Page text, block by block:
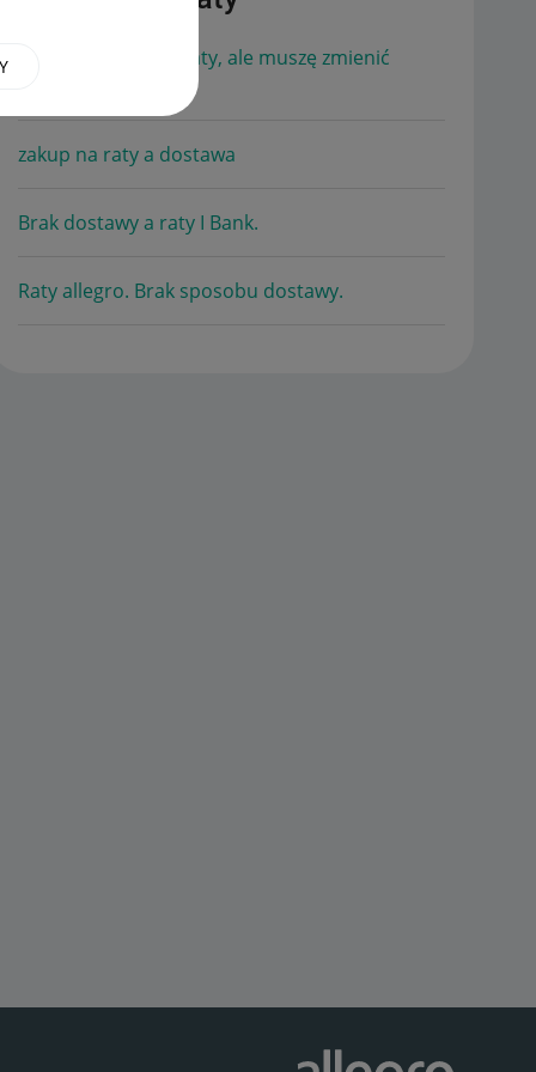
Kupiłem towar na raty, ale muszę zmienić
zakup na raty a dostawa
Brak dostawy a raty I Bank.
Raty allegro. Brak sposobu dostawy.